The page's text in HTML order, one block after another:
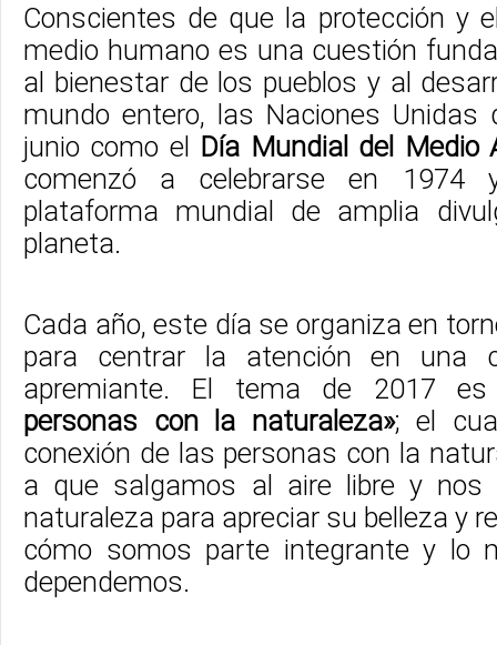
Conscientes de que la protección y
medio humano es una cuestión
al bienestar de los pueblos y al
mundo entero, las Naciones Unidas
junio como el
Día Mundial del Medio
comenzó a celebrarse en 1974
plataforma mundial de amplia
planeta.
Cada año, este día se organiza en
para centrar la atención en una
apremiante. El tema de 2017
personas con la naturaleza»; el
conexión de las personas con la
a que salgamos al aire libre y nos
naturaleza para apreciar su belleza y
cómo somos parte integrante y lo
dependemos.